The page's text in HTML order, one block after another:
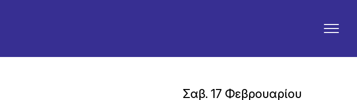
Σαβ. 17 Φεβρουαρίου